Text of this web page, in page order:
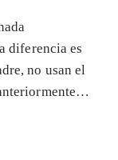
diferencia es
no usan el